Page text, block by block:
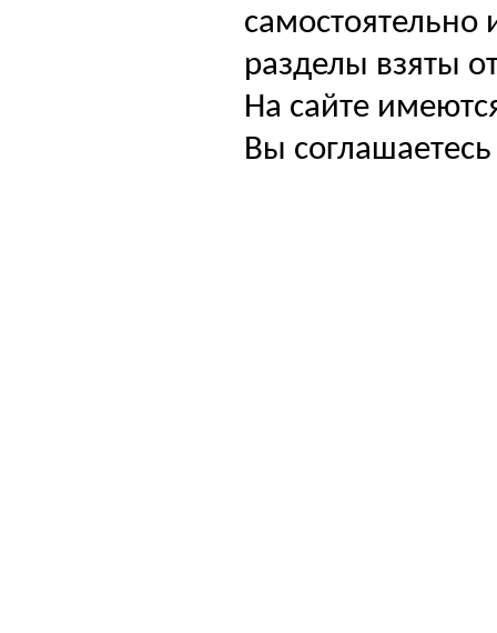
самостоятельно
разделы взяты
На сайте
Вы